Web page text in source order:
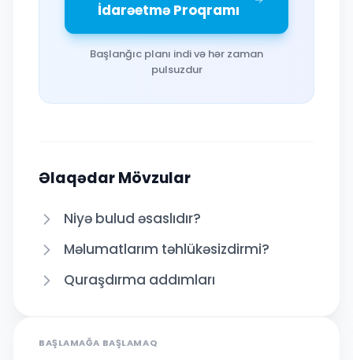
İdarəetmə Proqramı
Başlanğıc planı indi və hər zaman
pulsuzdur
Əlaqədar Mövzular
Niyə bulud əsaslıdır?
Məlumatlarım təhlükəsizdirmi?
Quraşdırma addımları
BAŞLAMAĞA BAŞLAMAQ